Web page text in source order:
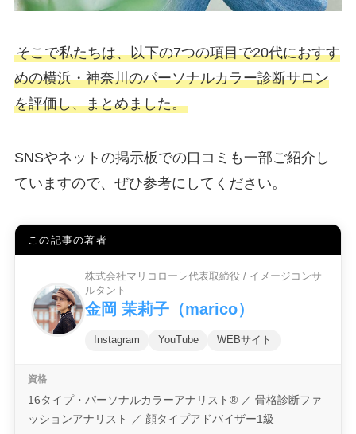
そこで私たちは、以下の7つの項目で20代におすす
めの横浜・神奈川のパーソナルカラー診断サロン
を評価し、まとめました。
SNSやネットの掲示板での口コミも一部ご紹介し
ていますので、ぜひ参考にしてください。
この記事の著者
株式会社マリコローレ代表取締役 / イメージコンサ
ルタント
金岡 茉莉子（marico）
Instagram YouTube WEBサイト
16タイプ・パーソナルカラーアナリスト® ／ 骨格診断ファ
ッションアナリスト ／ 顔タイプアドバイザー1級